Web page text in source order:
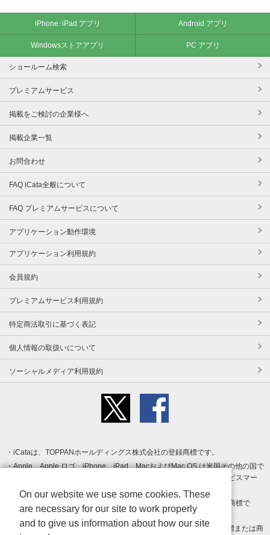
iPhone･iPad アプリ Android アプリ
Windowsストアアプリ PC アプリ
ショールーム検索
プレミアムサービス
掲載をご検討の企業様へ
掲載企業一覧
お問合わせ
FAQ iCata全般について
FAQ プレミアムサービスについて
アプリケーション動作環境
アプリケーション利用規約
会員規約
プレミアムサービス利用規約
特定商法取引に基づく表記
個人情報の取扱いについて
ソーシャルメディア利用規約
iCataは、TOPPANホールディングス株式会社の登録商標です。
Apple、Apple ロゴ、iPhone、iPad、MacおよびMac OS は米国その他の国で
登録された Apple Inc. の商標です。App Store は Apple Inc. のサービスマー
クです。
Android、Google Play および Google Play ロゴ は Google LLC の商標で
す。
Windows は Microsoft Inc.の米国およびその他の国における登録商標または商
On our website we use some cookies. These
are necessary for our site to work properly
and to give us information about how our site